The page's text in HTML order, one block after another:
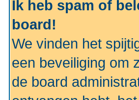
Ik heb spam of
board!
We vinden het
een beveiliging om
de board